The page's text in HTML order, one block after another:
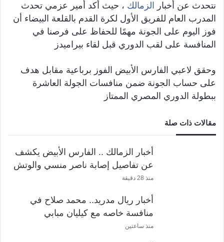
نتحدث عن أخبار الزمالك ، حيث أكد أمير عزمي تحدث
المدرب العام للفريق الأول لكرة القدم بالقلعة البيضاء أن
فوز اليوم على الجونة مهمًا للحفاظ على فرصنا في
المنافسة على لقب الدوري قبل لقاء بيراميدز
وحقق لاعبي الفارس الأبيض الفوز برباعية مقابل هدف
على حساب الجونة ضمن منافسات الجولة العاشرة
ببطولة الدوري المصري الممتاز
مقالات ذات صلة
أخبار الزمالك .. الفارس الأبيض يكشف
عن تفاصيل إصابة ناصر منسي والوتش
منذ 28 دقيقة
أخبار ريال مدريد.. محمد صلاح في
منافسة خاصه مع كيليان مبابي
منذ ساعتين